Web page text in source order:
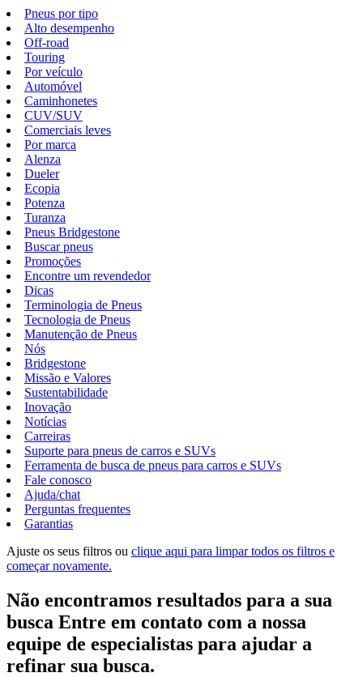
Pneus por tipo
Alto desempenho
Off-road
Touring
Por veículo
Automóvel
Caminhonetes
CUV/SUV
Comerciais leves
Por marca
Alenza
Dueler
Ecopia
Potenza
Turanza
Pneus Bridgestone
Buscar pneus
Promoções
Encontre um revendedor
Dicas
Terminologia de Pneus
Tecnologia de Pneus
Manutenção de Pneus
Nós
Bridgestone
Missão e Valores
Sustentabilidade
Inovação
Notícias
Carreiras
Suporte para pneus de carros e SUVs
Ferramenta de busca de pneus para carros e SUVs
Fale conosco
Ajuda/chat
Perguntas frequentes
Garantias
Ajuste os seus filtros ou clique aqui para limpar todos os filtros e
começar novamente.
Não encontramos resultados para a sua
busca Entre em contato com a nossa
equipe de especialistas para ajudar a
refinar sua busca.